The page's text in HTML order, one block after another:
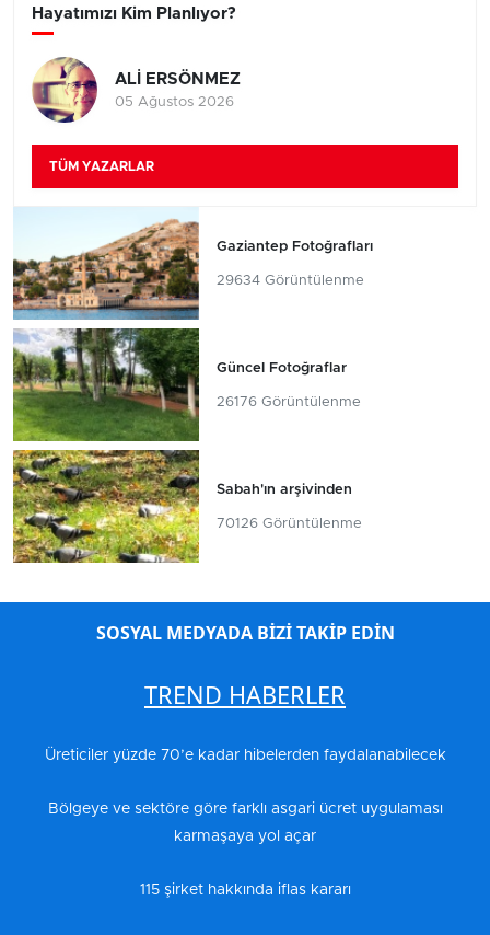
Hayatımızı Kim Planlıyor?
ALİ ERSÖNMEZ
05 Ağustos 2026
TÜM YAZARLAR
Gaziantep Fotoğrafları
29634 Görüntülenme
Güncel Fotoğraflar
26176 Görüntülenme
Sabah'ın arşivinden
70126 Görüntülenme
SOSYAL MEDYADA BİZİ TAKİP EDİN
TREND HABERLER
Üreticiler yüzde 70’e kadar hibelerden faydalanabilecek
Bölgeye ve sektöre göre farklı asgari ücret uygulaması
karmaşaya yol açar
115 şirket hakkında iflas kararı